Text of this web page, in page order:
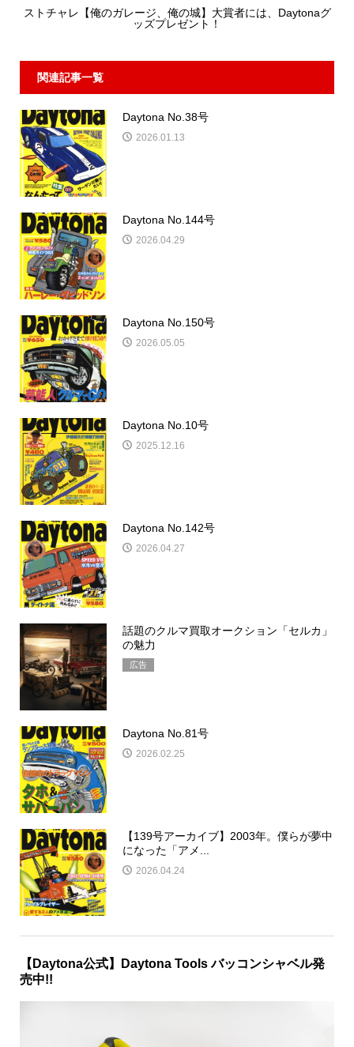
ストチャレ【俺のガレージ、俺の城】大賞者には、Daytonaグ
ッズプレゼント！
関連記事一覧
Daytona No.38号
2026.01.13
Daytona No.144号
2026.04.29
Daytona No.150号
2026.05.05
Daytona No.10号
2025.12.16
Daytona No.142号
2026.04.27
話題のクルマ買取オークション「セルカ」
の魅力
広告
Daytona No.81号
2026.02.25
【139号アーカイブ】2003年。僕らが夢中
になった「アメ...
2026.04.24
【Daytona公式】Daytona Tools バッコンシャベル発
売中!!